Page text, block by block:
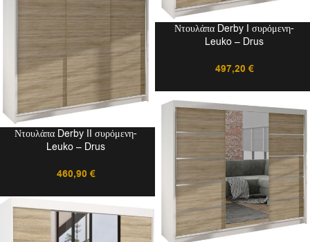
Ντουλάπα Derby I συρόμενη-
Leuko – Drus
497,20 €
Ντουλάπα Derby II συρόμενη-
Leuko – Drus
460,90 €